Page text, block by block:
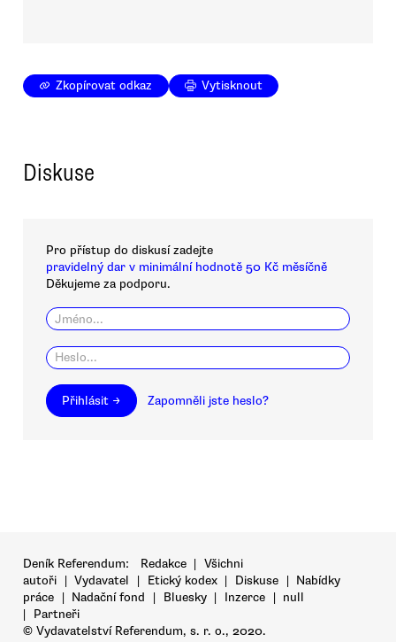
Zkopírovat odkaz Vytisknout
Diskuse
Pro přístup do diskusí zadejte
pravidelný dar v minimální hodnotě 50 Kč měsíčně
Děkujeme za podporu.
Přihlásit → Zapomněli jste heslo?
Deník Referendum: Redakce | Všichni
autoři | Vydavatel | Etický kodex | Diskuse | Nabídky
práce | Nadační fond | Bluesky | Inzerce | null
|
Partneři
© Vydavatelství Referendum, s. r. o., 2020.